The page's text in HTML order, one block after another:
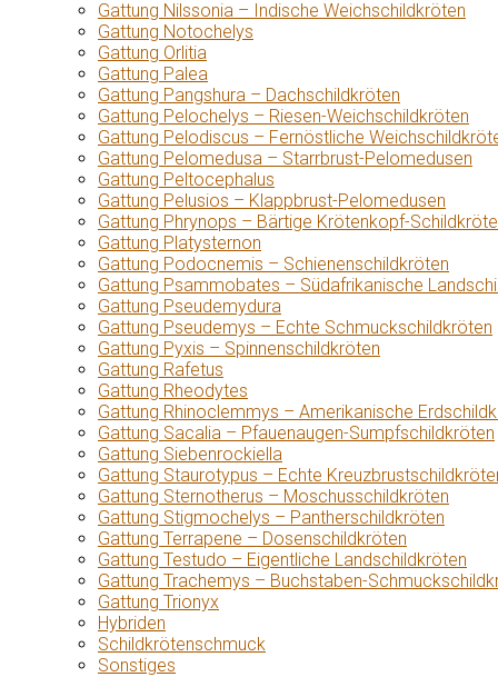
Gattung Nilssonia – Indische Weichschildkröten
Gattung Notochelys
Gattung Orlitia
Gattung Palea
Gattung Pangshura – Dachschildkröten
Gattung Pelochelys – Riesen-Weichschildkröten
Gattung Pelodiscus – Fernöstliche
Gattung Pelomedusa – Starrbrust-Pelomedusen
Gattung Peltocephalus
Gattung Pelusios – Klappbrust-Pelomedusen
Gattung Phrynops – Bärtige Krötenkopf-
Gattung Platysternon
Gattung Podocnemis – Schienenschildkröten
Gattung Psammobates – Südafrikanische
Gattung Pseudemydura
Gattung Pseudemys – Echte Schmuckschildkröten
Gattung Pyxis – Spinnenschildkröten
Gattung Rafetus
Gattung Rheodytes
Gattung Rhinoclemmys – Amerikanische
Gattung Sacalia – Pfauenaugen-Sumpfschildkröten
Gattung Siebenrockiella
Gattung Staurotypus – Echte
Gattung Sternotherus – Moschusschildkröten
Gattung Stigmochelys – Pantherschildkröten
Gattung Terrapene – Dosenschildkröten
Gattung Testudo – Eigentliche Landschildkröten
Gattung Trachemys – Buchstaben-
Gattung Trionyx
Hybriden
Schildkrötenschmuck
Sonstiges